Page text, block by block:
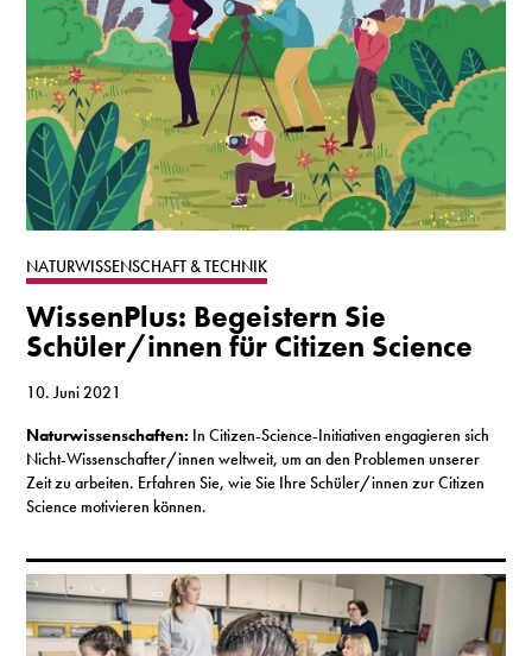
NATURWISSENSCHAFT & TECHNIK
WissenPlus: Begeistern Sie
Schüler/innen für Citizen Science
10. Juni 2021
Naturwissenschaften: In Citizen-Science-Initiativen engagieren sich
Nicht-Wissenschafter/innen weltweit, um an den Problemen unserer
Zeit zu arbeiten. Erfahren Sie, wie Sie Ihre Schüler/innen zur Citizen
Science motivieren können.